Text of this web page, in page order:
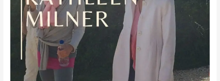
Ecco
tutte
classi!